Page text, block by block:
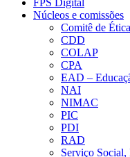
FPS Digital
Núcleos e comissões
Comitê de Ética
CDD
COLAP
CPA
EAD –
NAI
NIMAC
PIC
PDI
RAD
Serviço Social,